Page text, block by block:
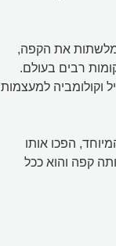
מלשתות את הקפה,
רבים בעולם.
וקולומביה למעצמות
הפכו אותו
קפה והוא ככל